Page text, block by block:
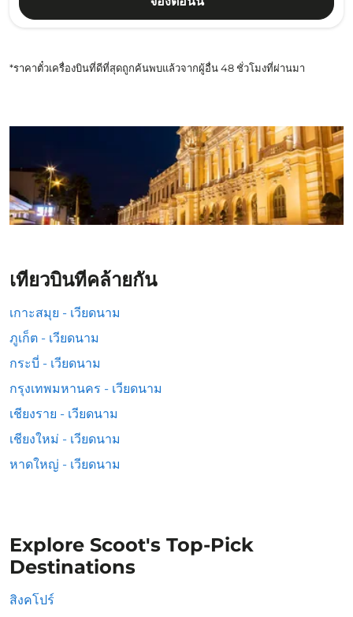
*ราคาตั๋วเครื่องบินที่ดีที่สุดถูกค้นพบแล้วจากผู้อื่น 48 ชั่วโมงที่ผ่านมา
เที่ยวบินที่คล้ายกัน
เกาะสมุย - เวียดนาม
ภูเก็ต - เวียดนาม
กระบี่ - เวียดนาม
กรุงเทพมหานคร - เวียดนาม
เชียงราย - เวียดนาม
เชียงใหม่ - เวียดนาม
หาดใหญ่ - เวียดนาม
Explore Scoot's Top-Pick
Destinations
สิงคโปร์